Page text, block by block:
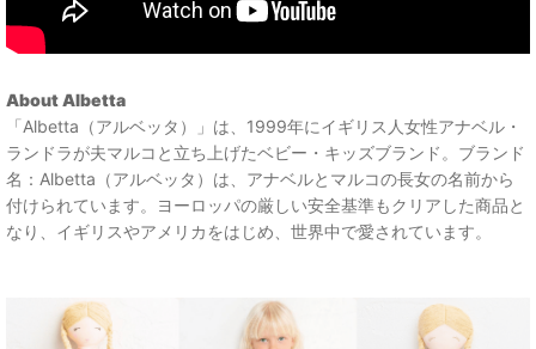
About Albetta
「Albetta（アルベッタ）」は、1999年にイギリス人女性アナベル・
ランドラが夫マルコと立ち上げたベビー・キッズブランド。ブランド
名：Albetta（アルベッタ）は、アナベルとマルコの長女の名前から
付けられています。ヨーロッパの厳しい安全基準もクリアした商品と
なり、イギリスやアメリカをはじめ、世界中で愛されています。